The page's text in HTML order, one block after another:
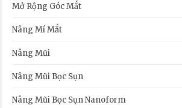
Mở Rộng Góc Mắt
Nâng Mí Mắt
Nâng Mũi
Nâng Mũi Bọc Sụn
Nâng Mũi Bọc Sụn Nanoform